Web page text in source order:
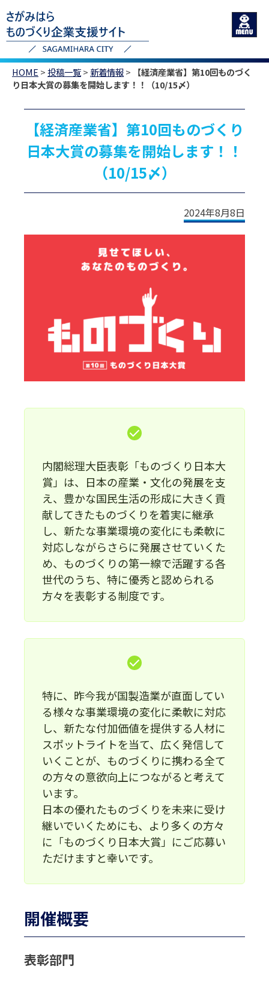
HOME >投稿一覧> 新着情報>
【経済産業省】第10回ものづく
り日本大賞の募集を開始します！！（10/15〆）
【経済産業省】第10回ものづくり
日本大賞の募集を開始します！！
（10/15〆）
2024年8月8日
内閣総理大臣表彰「ものづくり日本大
賞」は、日本の産業・文化の発展を支
え、豊かな国民生活の形成に大きく貢
献してきたものづくりを着実に継承
し、新たな事業環境の変化にも柔軟に
対応しながらさらに発展させていくた
め、ものづくりの第一線で活躍する各
世代のうち、特に優秀と認められる
方々を表彰する制度です。
特に、昨今我が国製造業が直面してい
る様々な事業環境の変化に柔軟に対応
し、新たな付加価値を提供する人材に
スポットライトを当て、広く発信して
いくことが、ものづくりに携わる全て
の方々の意欲向上につながると考えて
います。
日本の優れたものづくりを未来に受け
継いでいくためにも、より多くの方々
に「ものづくり日本大賞」にご応募い
ただけますと幸いです。
開催概要
表彰部門